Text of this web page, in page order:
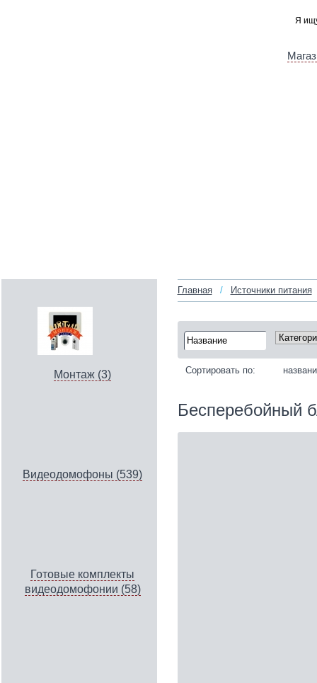
Монтаж (3)
Видеодомофоны (539)
Готовые комплекты
видеодомофонии (58)
Главная / Источники питания
Сортировать по:
Бесперебойный